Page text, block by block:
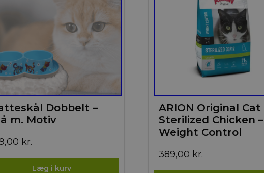
Dobbelt –
m. Motiv
kr.
ARION Original Cat
Sterilized Chicken –
Weight Control
389,00 kr.